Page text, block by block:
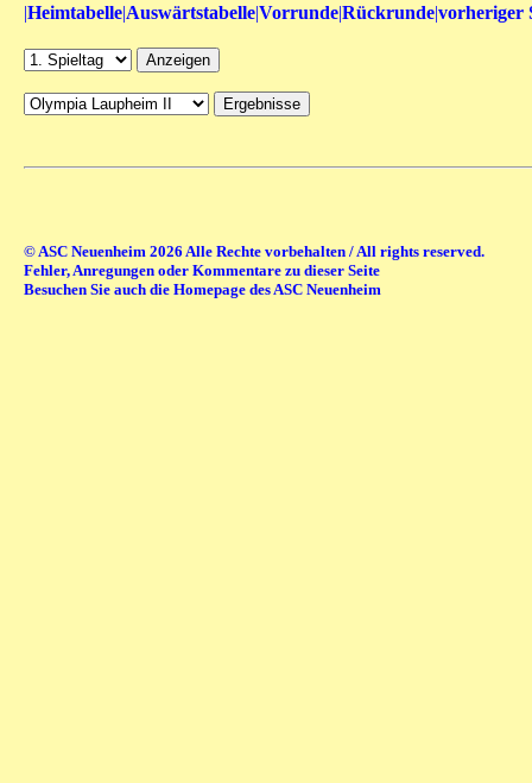
|Heimtabelle|Auswärtstabelle|Vorrunde|Rückrunde|vorheriger
© ASC Neuenheim 2026 Alle Rechte vorbehalten / All rights reserved.
Fehler, Anregungen oder Kommentare zu dieser Seite
Besuchen Sie auch die Homepage des ASC Neuenheim